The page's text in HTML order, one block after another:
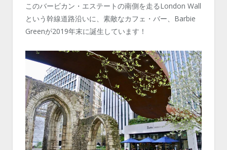
このバービカン・エステートの南側を走るLondon Wall
という幹線道路沿いに、素敵なカフェ・バー、Barbie
Greenが2019年末に誕生しています！